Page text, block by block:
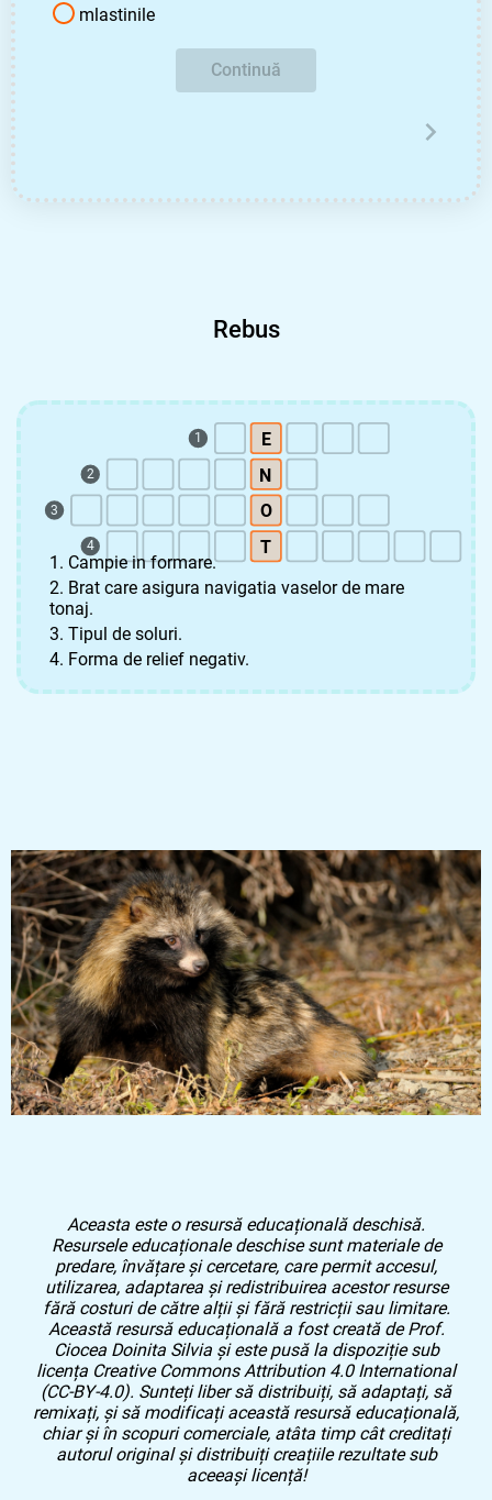
mlastinile
Continuă
Rebus
1 E
2 N
3 O
4 T
1. Campie in formare.
2. Brat care asigura navigatia vaselor de mare
tonaj.
3. Tipul de soluri.
4. Forma de relief negativ.
Aceasta este o resursă educațională deschisă.
Resursele educaționale deschise sunt materiale de
predare, învățare și cercetare, care permit accesul,
utilizarea, adaptarea și redistribuirea acestor resurse
fără costuri de către alții și fără restricții sau limitare.
Această resursă educațională a fost creată de Prof.
Ciocea Doinita Silvia și este pusă la dispoziție sub
licența Creative Commons Attribution 4.0 International
(CC-BY-4.0). Sunteți liber să distribuiți, să adaptați, să
remixați, și să modificați această resursă educațională,
chiar și în scopuri comerciale, atâta timp cât creditați
autorul original și distribuiți creațiile rezultate sub
aceeași licență!